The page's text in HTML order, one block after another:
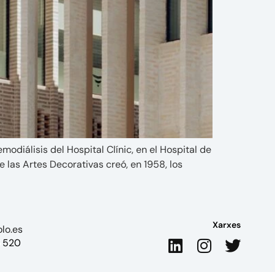
del Hospital Clínic, en el Hospital de
las Artes Decorativas creó, en 1958, los
520
Xarxes